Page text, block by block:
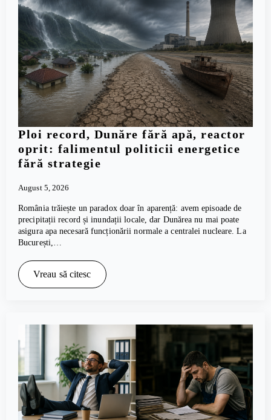
Ploi record, Dunăre fără apă, reactor
oprit: falimentul politicii energetice
fără strategie
August 5, 2026
România trăiește un paradox doar în aparență: avem episoade de
precipitații record și inundații locale, dar Dunărea nu mai poate
asigura apa necesară funcționării normale a centralei nucleare. La
București,…
Vreau să citesc